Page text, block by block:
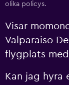
olika policys.
Visar
Valparaiso
flygplats
Kan jag hyra